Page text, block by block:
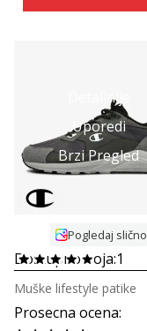
Detaljnije
Uporedi
Brzi Pregled
Pogledaj slično
Dostupno boja:1
Prosecna ocena:
Muške lifestyle patike